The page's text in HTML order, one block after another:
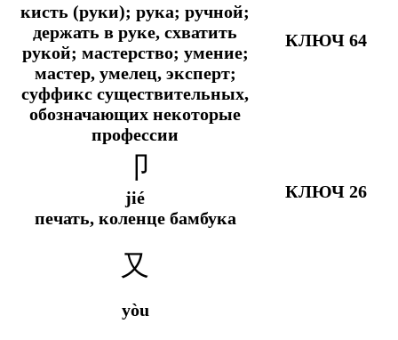
кисть (руки); рука; ручной;
держать в руке, схватить
рукой; мастерство; умение;
мастер, умелец, эксперт;
суффикс существительных,
обозначающих некоторые
профессии
КЛЮЧ 64
卩
jié
печать, коленце бамбука
КЛЮЧ 26
又
yòu